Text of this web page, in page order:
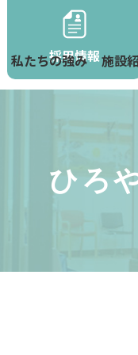
採用情報
私たちの強み 施設
ひろ